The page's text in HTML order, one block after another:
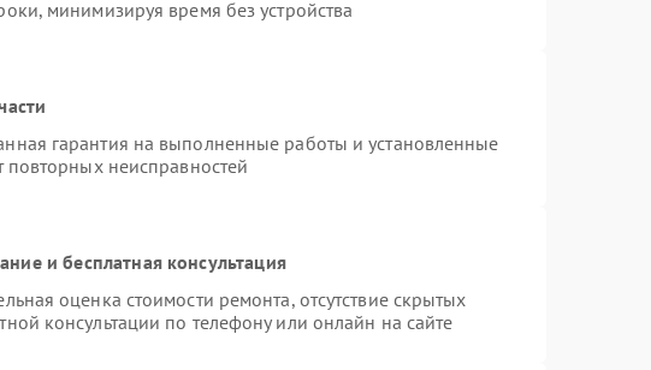
минимизируя время без устройства
гарантия на выполненные работы и установленные
повторных неисправностей
и бесплатная консультация
оценка стоимости ремонта, отсутствие скрытых
консультации по телефону или онлайн на сайте